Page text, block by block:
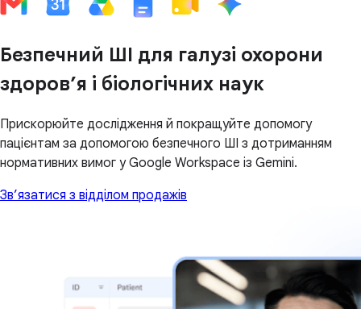
Безпечний ШІ для галузі охорони
здоров’я і біологічних наук
Прискорюйте дослідження й покращуйте допомогу
пацієнтам за допомогою безпечного ШІ з дотриманням
нормативних вимог у Google Workspace із Gemini.
Зв’язатися з відділом продажів